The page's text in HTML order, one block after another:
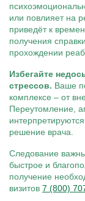
или повлияет на
приведёт к
получения
прохождении
Избегайте
стрессов. Ваше
комплексе – от
Переутомление,
решение врача.
Следование
быстрое и
получение
визитов 7 (800)